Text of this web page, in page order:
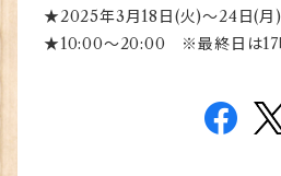
★2025年3月18日(火)～24日(月)
★10:00～20:00 ※最終日は17